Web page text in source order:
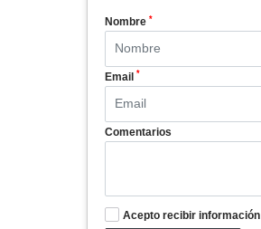
Nombre *
Email *
Comentarios
Acepto recibir